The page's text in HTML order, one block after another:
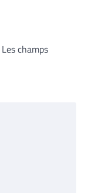
Les champs